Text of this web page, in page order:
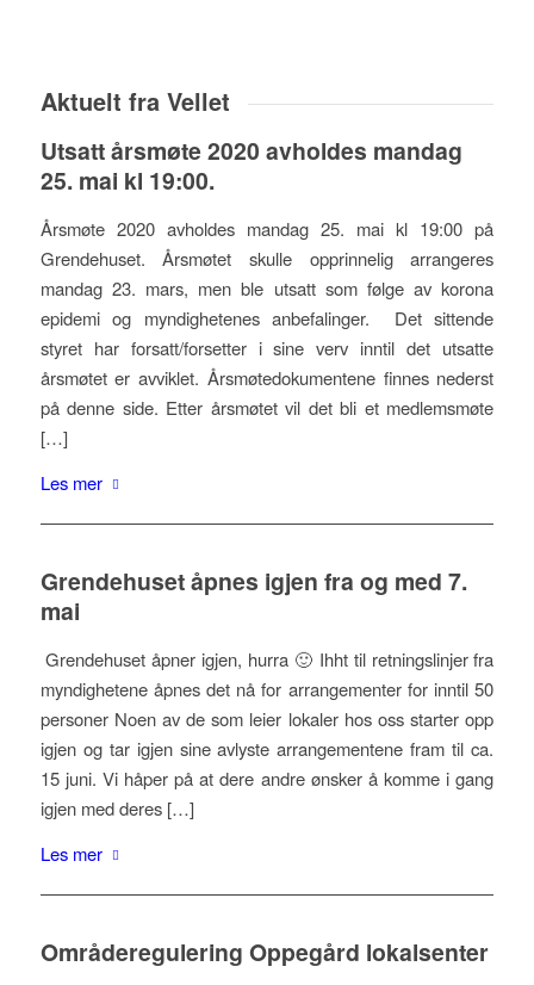
Aktuelt fra Vellet
Utsatt årsmøte 2020 avholdes mandag
25. mai kl 19:00.
Årsmøte 2020 avholdes mandag 25. mai kl 19:00 på
Grendehuset. Årsmøtet skulle opprinnelig arrangeres
mandag 23. mars, men ble utsatt som følge av korona
epidemi og myndighetenes anbefalinger. Det sittende
styret har forsatt/forsetter i sine verv inntil det utsatte
årsmøtet er avviklet. Årsmøtedokumentene finnes nederst
på denne side. Etter årsmøtet vil det bli et medlemsmøte
[…]
Les mer
Grendehuset åpnes igjen fra og med 7.
mai
Grendehuset åpner igjen, hurra 🙂 Ihht til retningslinjer fra
myndighetene åpnes det nå for arrangementer for inntil 50
personer Noen av de som leier lokaler hos oss starter opp
igjen og tar igjen sine avlyste arrangementene fram til ca.
15 juni. Vi håper på at dere andre ønsker å komme i gang
igjen med deres […]
Les mer
Områderegulering Oppegård lokalsenter